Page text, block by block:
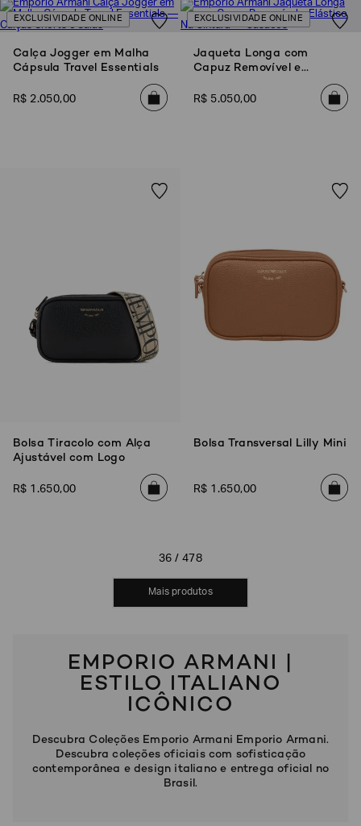
EXCLUSIVIDADE ONLINE
Calça Jogger em Malha
Cápsula Travel Essentials
R$ 2.050,00
EXCLUSIVIDADE ONLINE
Jaqueta Longa com
Capuz Removível e
R$ 5.050,00
Bolsa Tiracolo com Alça
Ajustável com Logo
R$ 1 .650,00
Bolsa Transversal Lilly Mini
R$ 1 .650,00
36 / 478
MOSTRAR MAIS
EMPORIO ARMANI |
ESTILO ITALIANO
ICÔNICO
Descubra Coleções Emporio Armani Emporio Armani.
Descubra coleções oficiais com sofisticação
contemporânea e design italiano e entrega oficial no
Brasil.